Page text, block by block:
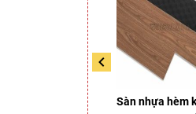
hèm khóa JOKA
Sàn nhựa hèm